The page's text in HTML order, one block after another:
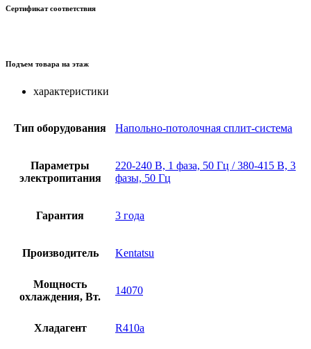
Сертификат соответствия
Подъем товара на этаж
характеристики
Тип оборудования Напольно-потолочная сплит-система
Параметры
электропитания
220-240 В, 1 фаза, 50 Гц / 380-415 В, 3
фазы, 50 Гц
Гарантия 3 года
Производитель Kentatsu
Мощность
охлаждения, Вт.
14070
Хладагент R410a